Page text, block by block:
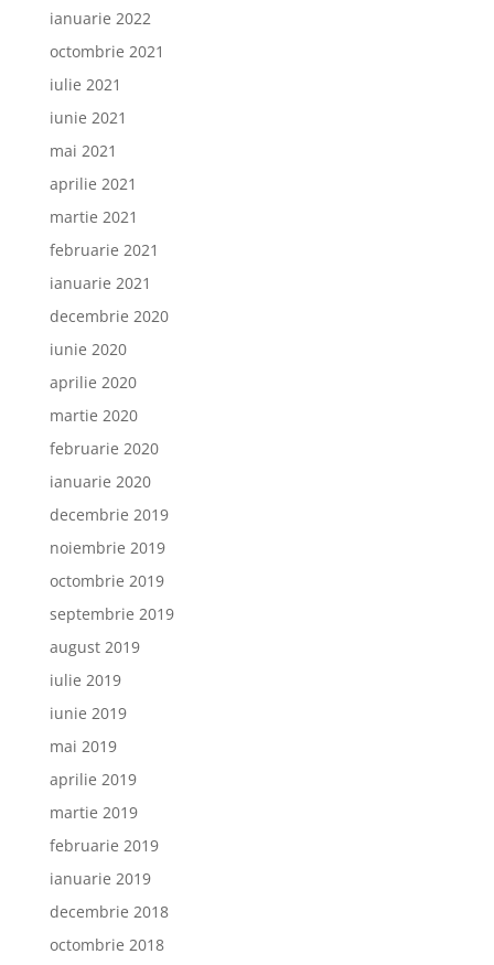
ianuarie 2022
octombrie 2021
iulie 2021
iunie 2021
mai 2021
aprilie 2021
martie 2021
februarie 2021
ianuarie 2021
decembrie 2020
iunie 2020
aprilie 2020
martie 2020
februarie 2020
ianuarie 2020
decembrie 2019
noiembrie 2019
octombrie 2019
septembrie 2019
august 2019
iulie 2019
iunie 2019
mai 2019
aprilie 2019
martie 2019
februarie 2019
ianuarie 2019
decembrie 2018
octombrie 2018